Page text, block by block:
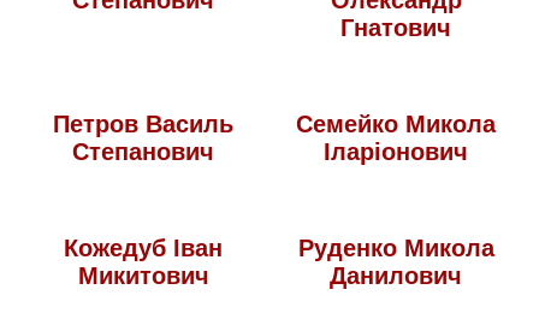
Гнатович
Петров Василь
Степанович
Семейко Микола
Іларіонович
Кожедуб Іван
Микитович
Руденко Микола
Данилович